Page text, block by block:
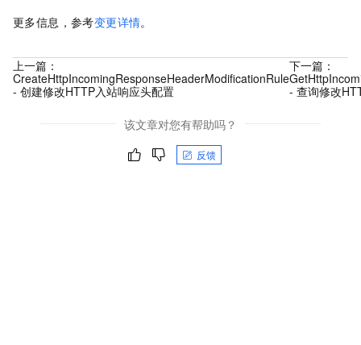
更多信息，参考变更详情。
上一篇：
CreateHttpIncomingResponseHeaderModificationRule
- 创建修改HTTP入站响应头配置
下一篇：
- 查询修改
该文章对您有帮助吗？
反馈